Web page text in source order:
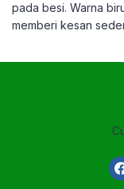
pada besi. Warna
memberi kesan